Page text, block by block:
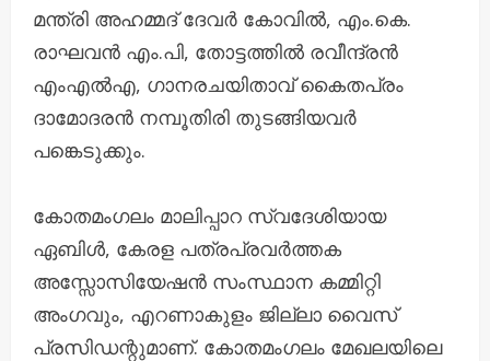
മന്ത്രി അഹമ്മദ് ദേവർ കോവിൽ, എം.കെ.
രാഘവൻ എം.പി, തോട്ടത്തിൽ രവീന്ദ്രൻ
എംഎൽഎ, ഗാനരചയിതാവ് കൈതപ്രം
ദാമോദരൻ നമ്പൂതിരി തുടങ്ങിയവർ
പങ്കെടുക്കും.
കോതമംഗലം മാലിപ്പാറ സ്വദേശിയായ
ഏബിൾ, കേരള പത്രപ്രവർത്തക
അസ്സോസിയേഷൻ സംസ്ഥാന കമ്മിറ്റി
അംഗവും, എറണാകുളം ജില്ലാ വൈസ്
പ്രസിഡന്റുമാണ്. കോതമംഗലം മേഖലയിലെ